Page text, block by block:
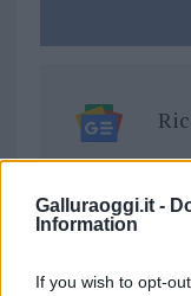
Galluraoggi.it -
Information
If you wish to opt-
Condividi